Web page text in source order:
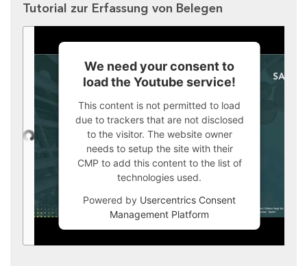
Tutorial zur Erfassung von Belegen
We need your consent to
load the Youtube service!
This content is not permitted to load
due to trackers that are not disclosed
to the visitor. The website owner
needs to setup the site with their
CMP to add this content to the list of
technologies used.
Powered by Usercentrics Consent
Management Platform